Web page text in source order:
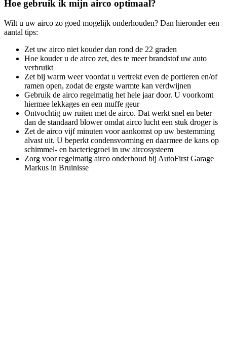
Hoe gebruik ik mijn airco optimaal?
Wilt u uw airco zo goed mogelijk onderhouden? Dan hieronder een
aantal tips:
Zet uw airco niet kouder dan rond de 22 graden
Hoe kouder u de airco zet, des te meer brandstof uw auto
verbruikt
Zet bij warm weer voordat u vertrekt even de portieren en/of
ramen open, zodat de ergste warmte kan verdwijnen
Gebruik de airco regelmatig het hele jaar door. U voorkomt
hiermee lekkages en een muffe geur
Ontvochtig uw ruiten met de airco. Dat werkt snel en beter
dan de standaard blower omdat airco lucht een stuk droger is
Zet de airco vijf minuten voor aankomst op uw bestemming
alvast uit. U beperkt condensvorming en daarmee de kans op
schimmel- en bacteriegroei in uw aircosysteem
Zorg voor regelmatig airco onderhoud bij AutoFirst Garage
Markus in Bruinisse